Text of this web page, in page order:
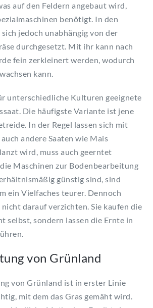
auf den Feldern angebaut wird,
benötigt. In den
jedoch unabhängig von der
durchgesetzt. Mit ihr kann nach
fein zerkleinert werden, wodurch
kann.
unterschiedliche Kulturen geeignete
Die häufigste Variante ist jene
In der Regel lassen sich mit
andere Saaten wie Mais
wird, muss auch geerntet
Maschinen zur Bodenbearbeitung
günstig sind, sind
ein Vielfaches teurer. Dennoch
darauf verzichten. Sie kaufen die
selbst, sondern lassen die Ernte in
von Grünland
von Grünland ist in erster Linie
mit dem das Gras gemäht wird.